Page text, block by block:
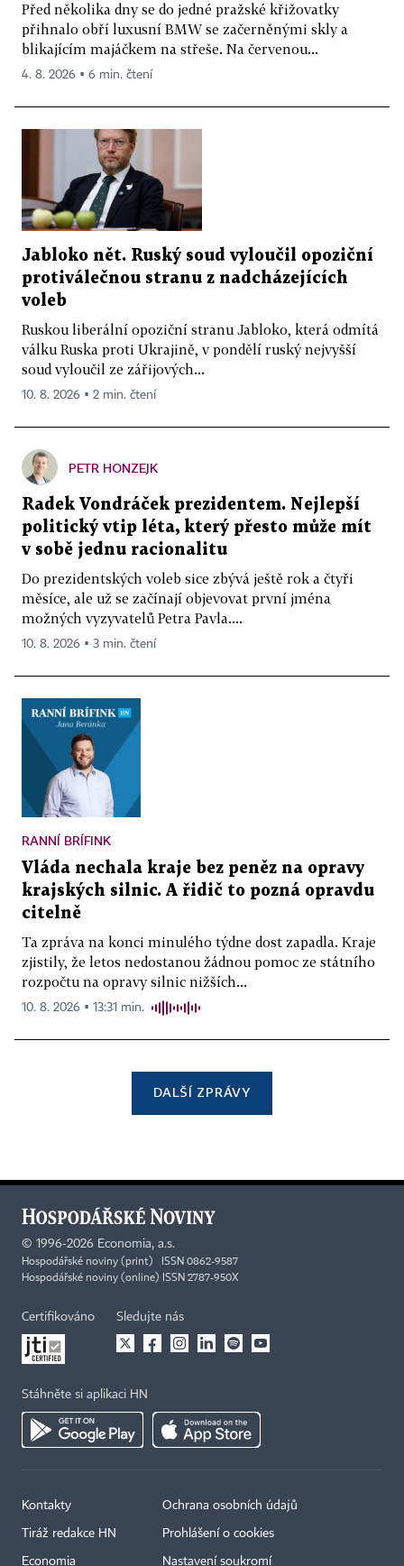
Před několika dny se do jedné pražské křižovatky
přihnalo obří luxusní BMW se začerněnými skly a
blikajícím majáčkem na střeše. Na červenou...
4. 8. 2026 ▪ 6 min. čtení
Jabloko nět. Ruský soud vyloučil opoziční
protiválečnou stranu z nadcházejících
voleb
Ruskou liberální opoziční stranu Jabloko, která odmítá
válku Ruska proti Ukrajině, v pondělí ruský nejvyšší
soud vyloučil ze zářijových...
10. 8. 2026 ▪ 2 min. čtení
PETR HONZEJK
Radek Vondráček prezidentem. Nejlepší
politický vtip léta, který přesto může mít
v sobě jednu racionalitu
Do prezidentských voleb sice zbývá ještě rok a čtyři
měsíce, ale už se začínají objevovat první jména
možných vyzyvatelů Petra Pavla....
10. 8. 2026 ▪ 3 min. čtení
RANNÍ BRÍFINK
Vláda nechala kraje bez peněz na opravy
krajských silnic. A řidič to pozná opravdu
citelně
Ta zpráva na konci minulého týdne dost zapadla. Kraje
zjistily, že letos nedostanou žádnou pomoc ze státního
rozpočtu na opravy silnic nižších...
10. 8. 2026 ▪ 13:31 min.
DALŠÍ ZPRÁVY
© 1996-2026 Economia, a.s.
Hospodářské noviny (print) ISSN 0862-9587
Hospodářské noviny (online) ISSN 2787-950X
Certifikováno Sledujte nás
Stáhněte si aplikaci HN
Kontakty
Tiráž redakce HN
Economia
Ochrana osobních údajů
Prohlášení o cookies
Nastavení soukromí